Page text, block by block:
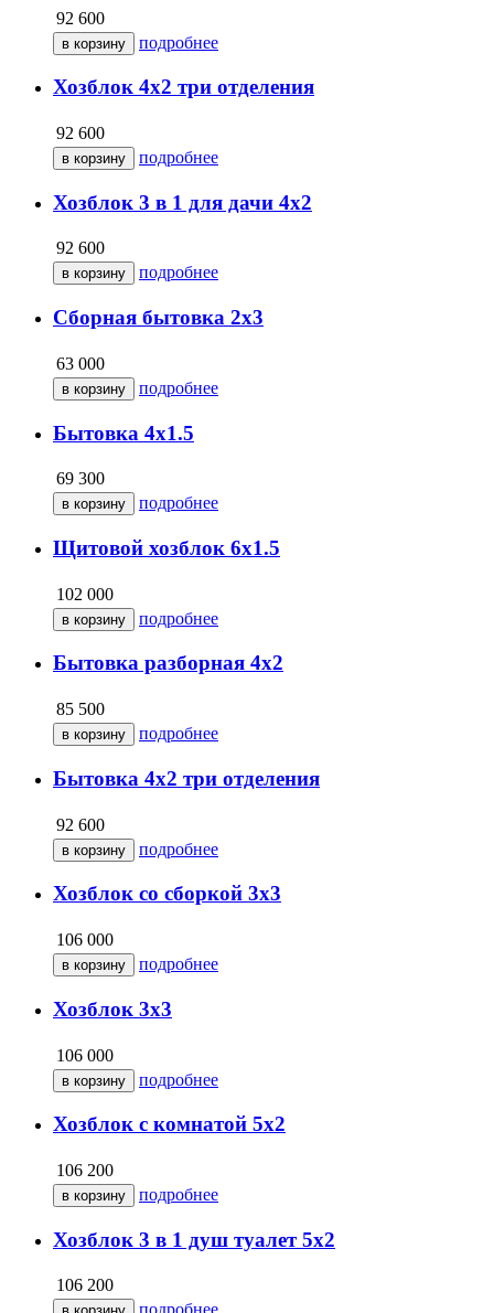
92 600
подробнее
Хозблок 4х2 три отделения
92 600
подробнее
Хозблок 3 в 1 для дачи 4х2
92 600
подробнее
Cборная бытовка 2х3
63 000
подробнее
Бытовка 4х1.5
69 300
подробнее
Щитовой хозблок 6х1.5
102 000
подробнее
Бытовка разборная 4х2
85 500
подробнее
Бытовка 4х2 три отделения
92 600
подробнее
Хозблок со сборкой 3х3
106 000
подробнее
Хозблок 3х3
106 000
подробнее
Хозблок с комнатой 5х2
106 200
подробнее
Хозблок 3 в 1 душ туалет 5х2
106 200